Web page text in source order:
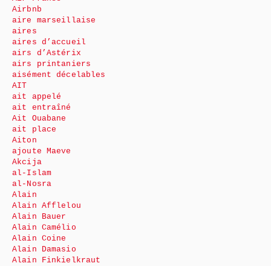
Airbnb
aire marseillaise
aires
aires d’accueil
airs d’Astérix
airs printaniers
aisément décelables
AIT
ait appelé
ait entraîné
Ait Ouabane
ait place
Aiton
ajoute Maeve
Akcija
al-Islam
al-Nosra
Alain
Alain Afflelou
Alain Bauer
Alain Camélio
Alain Coine
Alain Damasio
Alain Finkielkraut